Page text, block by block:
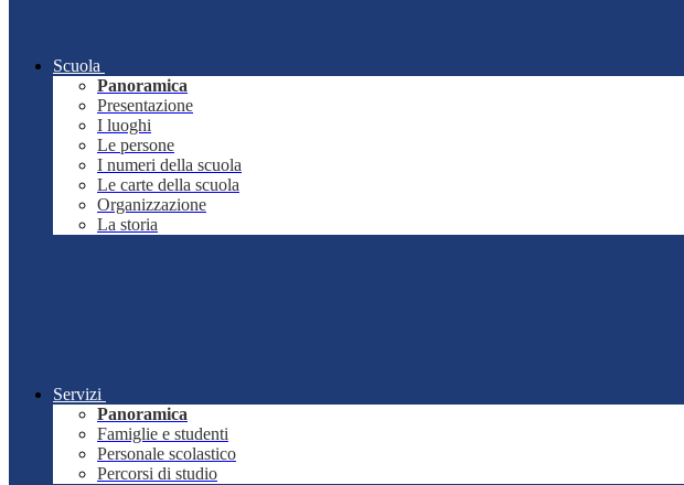
Scuola
Panoramica
Presentazione
I luoghi
Le persone
I numeri della scuola
Le carte della scuola
Organizzazione
La storia
Servizi
Panoramica
Famiglie e studenti
Personale scolastico
Percorsi di studio